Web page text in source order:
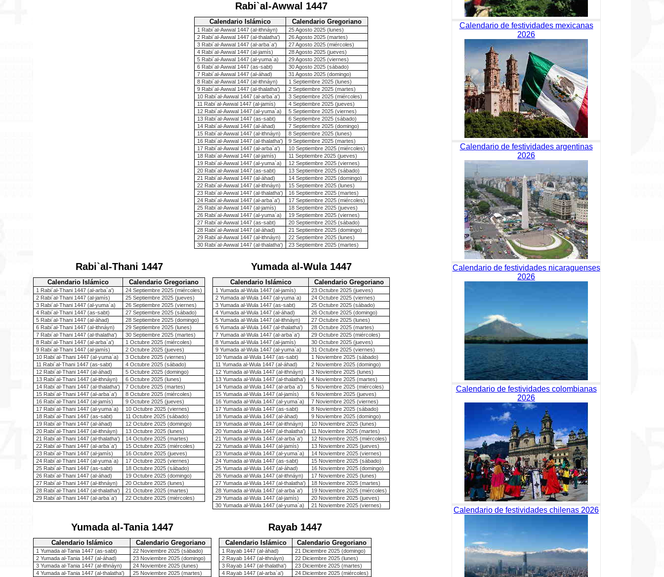
Rabi`al-Awwal 1447
Calendario Islámico Calendario Gregoriano
1 Rabi`al-Awwal 1447 (al-ithnáyn)
25 Agosto 2025 (lunes)
2 Rabi`al-Awwal 1447 (al-thalatha')
26 Agosto 2025 (martes)
3 Rabi`al-Awwal 1447 (al-arba`a')
27 Agosto 2025 (miércoles)
4 Rabi`al-Awwal 1447 (al-jamís)
28 Agosto 2025 (jueves)
5 Rabi`al-Awwal 1447 (al-yuma`a)
29 Agosto 2025 (viernes)
6 Rabi`al-Awwal 1447 (as-sabt)
30 Agosto 2025 (sábado)
7 Rabi`al-Awwal 1447 (al-áhad)
31 Agosto 2025 (domingo)
8 Rabi`al-Awwal 1447 (al-ithnáyn)
1 Septiembre 2025 (lunes)
9 Rabi`al-Awwal 1447 (al-thalatha')
2 Septiembre 2025 (martes)
10 Rabi`al-Awwal 1447 (al-arba`a')
3 Septiembre 2025 (miércoles)
11 Rabi`al-Awwal 1447 (al-jamís)
4 Septiembre 2025 (jueves)
12 Rabi`al-Awwal 1447 (al-yuma`a)
5 Septiembre 2025 (viernes)
13 Rabi`al-Awwal 1447 (as-sabt)
6 Septiembre 2025 (sábado)
14 Rabi`al-Awwal 1447 (al-áhad)
7 Septiembre 2025 (domingo)
15 Rabi`al-Awwal 1447 (al-ithnáyn)
8 Septiembre 2025 (lunes)
16 Rabi`al-Awwal 1447 (al-thalatha')
9 Septiembre 2025 (martes)
17 Rabi`al-Awwal 1447 (al-arba`a')
10 Septiembre 2025 (miércoles)
18 Rabi`al-Awwal 1447 (al-jamís)
11 Septiembre 2025 (jueves)
19 Rabi`al-Awwal 1447 (al-yuma`a)
12 Septiembre 2025 (viernes)
20 Rabi`al-Awwal 1447 (as-sabt)
13 Septiembre 2025 (sábado)
21 Rabi`al-Awwal 1447 (al-áhad)
14 Septiembre 2025 (domingo)
22 Rabi`al-Awwal 1447 (al-ithnáyn)
15 Septiembre 2025 (lunes)
23 Rabi`al-Awwal 1447 (al-thalatha')
16 Septiembre 2025 (martes)
24 Rabi`al-Awwal 1447 (al-arba`a')
17 Septiembre 2025 (miércoles)
25 Rabi`al-Awwal 1447 (al-jamís)
18 Septiembre 2025 (jueves)
26 Rabi`al-Awwal 1447 (al-yuma`a)
19 Septiembre 2025 (viernes)
27 Rabi`al-Awwal 1447 (as-sabt)
20 Septiembre 2025 (sábado)
28 Rabi`al-Awwal 1447 (al-áhad)
21 Septiembre 2025 (domingo)
29 Rabi`al-Awwal 1447 (al-ithnáyn)
22 Septiembre 2025 (lunes)
30 Rabi`al-Awwal 1447 (al-thalatha')
23 Septiembre 2025 (martes)
Rabi`al-Thani 1447
Calendario Islámico Calendario Gregoriano
1 Rabi`al-Thani 1447 (al-arba`a')
24 Septiembre 2025 (miércoles)
2 Rabi`al-Thani 1447 (al-jamís)
25 Septiembre 2025 (jueves)
3 Rabi`al-Thani 1447 (al-yuma`a)
26 Septiembre 2025 (viernes)
4 Rabi`al-Thani 1447 (as-sabt)
27 Septiembre 2025 (sábado)
5 Rabi`al-Thani 1447 (al-áhad)
28 Septiembre 2025 (domingo)
6 Rabi`al-Thani 1447 (al-ithnáyn)
29 Septiembre 2025 (lunes)
7 Rabi`al-Thani 1447 (al-thalatha')
30 Septiembre 2025 (martes)
8 Rabi`al-Thani 1447 (al-arba`a')
1 Octubre 2025 (miércoles)
9 Rabi`al-Thani 1447 (al-jamís)
2 Octubre 2025 (jueves)
10 Rabi`al-Thani 1447 (al-yuma`a)
3 Octubre 2025 (viernes)
11 Rabi`al-Thani 1447 (as-sabt)
4 Octubre 2025 (sábado)
12 Rabi`al-Thani 1447 (al-áhad)
5 Octubre 2025 (domingo)
13 Rabi`al-Thani 1447 (al-ithnáyn)
6 Octubre 2025 (lunes)
14 Rabi`al-Thani 1447 (al-thalatha')
7 Octubre 2025 (martes)
15 Rabi`al-Thani 1447 (al-arba`a')
8 Octubre 2025 (miércoles)
16 Rabi`al-Thani 1447 (al-jamís)
9 Octubre 2025 (jueves)
17 Rabi`al-Thani 1447 (al-yuma`a)
10 Octubre 2025 (viernes)
18 Rabi`al-Thani 1447 (as-sabt)
11 Octubre 2025 (sábado)
19 Rabi`al-Thani 1447 (al-áhad)
12 Octubre 2025 (domingo)
20 Rabi`al-Thani 1447 (al-ithnáyn)
13 Octubre 2025 (lunes)
21 Rabi`al-Thani 1447 (al-thalatha')
14 Octubre 2025 (martes)
22 Rabi`al-Thani 1447 (al-arba`a')
15 Octubre 2025 (miércoles)
23 Rabi`al-Thani 1447 (al-jamís)
16 Octubre 2025 (jueves)
24 Rabi`al-Thani 1447 (al-yuma`a)
17 Octubre 2025 (viernes)
25 Rabi`al-Thani 1447 (as-sabt)
18 Octubre 2025 (sábado)
26 Rabi`al-Thani 1447 (al-áhad)
19 Octubre 2025 (domingo)
27 Rabi`al-Thani 1447 (al-ithnáyn)
20 Octubre 2025 (lunes)
28 Rabi`al-Thani 1447 (al-thalatha')
21 Octubre 2025 (martes)
29 Rabi`al-Thani 1447 (al-arba`a')
22 Octubre 2025 (miércoles)
Yumada al-Wula 1447
Calendario Islámico Calendario Gregoriano
1 Yumada al-Wula 1447 (al-jamís)
23 Octubre 2025 (jueves)
2 Yumada al-Wula 1447 (al-yuma`a)
24 Octubre 2025 (viernes)
3 Yumada al-Wula 1447 (as-sabt)
25 Octubre 2025 (sábado)
4 Yumada al-Wula 1447 (al-áhad)
26 Octubre 2025 (domingo)
5 Yumada al-Wula 1447 (al-ithnáyn)
27 Octubre 2025 (lunes)
6 Yumada al-Wula 1447 (al-thalatha')
28 Octubre 2025 (martes)
7 Yumada al-Wula 1447 (al-arba`a')
29 Octubre 2025 (miércoles)
8 Yumada al-Wula 1447 (al-jamís)
30 Octubre 2025 (jueves)
9 Yumada al-Wula 1447 (al-yuma`a)
31 Octubre 2025 (viernes)
10 Yumada al-Wula 1447 (as-sabt)
1 Noviembre 2025 (sábado)
11 Yumada al-Wula 1447 (al-áhad)
2 Noviembre 2025 (domingo)
12 Yumada al-Wula 1447 (al-ithnáyn)
3 Noviembre 2025 (lunes)
13 Yumada al-Wula 1447 (al-thalatha')
4 Noviembre 2025 (martes)
14 Yumada al-Wula 1447 (al-arba`a')
5 Noviembre 2025 (miércoles)
15 Yumada al-Wula 1447 (al-jamís)
6 Noviembre 2025 (jueves)
16 Yumada al-Wula 1447 (al-yuma`a)
7 Noviembre 2025 (viernes)
17 Yumada al-Wula 1447 (as-sabt)
8 Noviembre 2025 (sábado)
18 Yumada al-Wula 1447 (al-áhad)
9 Noviembre 2025 (domingo)
19 Yumada al-Wula 1447 (al-ithnáyn)
10 Noviembre 2025 (lunes)
20 Yumada al-Wula 1447 (al-thalatha')
11 Noviembre 2025 (martes)
21 Yumada al-Wula 1447 (al-arba`a')
12 Noviembre 2025 (miércoles)
22 Yumada al-Wula 1447 (al-jamís)
13 Noviembre 2025 (jueves)
23 Yumada al-Wula 1447 (al-yuma`a)
14 Noviembre 2025 (viernes)
24 Yumada al-Wula 1447 (as-sabt)
15 Noviembre 2025 (sábado)
25 Yumada al-Wula 1447 (al-áhad)
16 Noviembre 2025 (domingo)
26 Yumada al-Wula 1447 (al-ithnáyn)
17 Noviembre 2025 (lunes)
27 Yumada al-Wula 1447 (al-thalatha')
18 Noviembre 2025 (martes)
28 Yumada al-Wula 1447 (al-arba`a')
19 Noviembre 2025 (miércoles)
29 Yumada al-Wula 1447 (al-jamís)
20 Noviembre 2025 (jueves)
30 Yumada al-Wula 1447 (al-yuma`a)
21 Noviembre 2025 (viernes)
Yumada al-Tania 1447
Calendario Islámico Calendario Gregoriano
1 Yumada al-Tania 1447 (as-sabt)
22 Noviembre 2025 (sábado)
2 Yumada al-Tania 1447 (al-áhad)
23 Noviembre 2025 (domingo)
3 Yumada al-Tania 1447 (al-ithnáyn)
24 Noviembre 2025 (lunes)
4 Yumada al-Tania 1447 (al-thalatha')
25 Noviembre 2025 (martes)
Rayab 1447
Calendario Islámico Calendario Gregoriano
1 Rayab 1447 (al-áhad)
21 Diciembre 2025 (domingo)
2 Rayab 1447 (al-ithnáyn)
22 Diciembre 2025 (lunes)
3 Rayab 1447 (al-thalatha')
23 Diciembre 2025 (martes)
4 Rayab 1447 (al-arba`a')
24 Diciembre 2025 (miércoles)
Calendario de festividades mexicanas
2026
Calendario de festividades argentinas
2026
Calendario de festividades nicaraguenses
2026
Calendario de festividades colombianas
2026
Calendario de festividades chilenas 2026